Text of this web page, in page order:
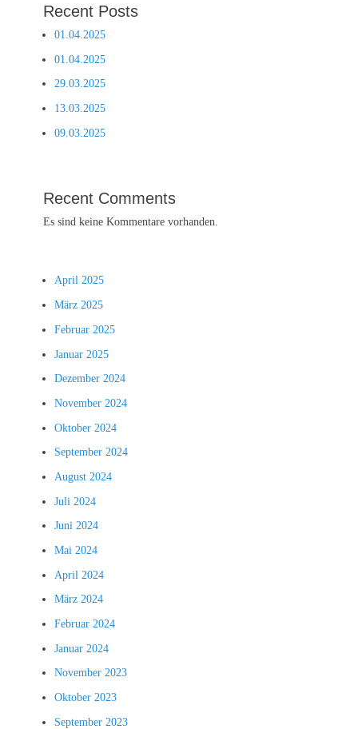
Recent Posts
01.04.2025
01.04.2025
29.03.2025
13.03.2025
09.03.2025
Recent Comments
Es sind keine Kommentare vorhanden.
April 2025
März 2025
Februar 2025
Januar 2025
Dezember 2024
November 2024
Oktober 2024
September 2024
August 2024
Juli 2024
Juni 2024
Mai 2024
April 2024
März 2024
Februar 2024
Januar 2024
November 2023
Oktober 2023
September 2023